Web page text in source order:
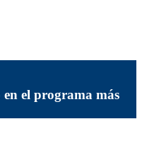
en el programa más